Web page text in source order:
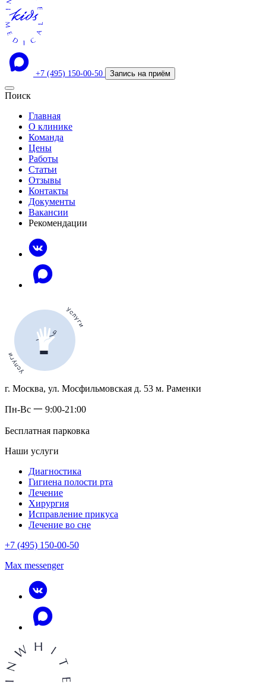
+7 (495) 150-00-50 Запись на приём
Поиск
Главная
О клинике
Команда
Цены
Работы
Статьи
Отзывы
Контакты
Документы
Вакансии
Рекомендации
г. Москва, ул. Мосфильмовская д. 53 м. Раменки
Пн-Вс 一 9:00-21:00
Бесплатная парковка
Наши услуги
Диагностика
Гигиена полости рта
Лечение
Хирургия
Исправление прикуса
Лечение во сне
+7 (495) 150-00-50
Max messenger